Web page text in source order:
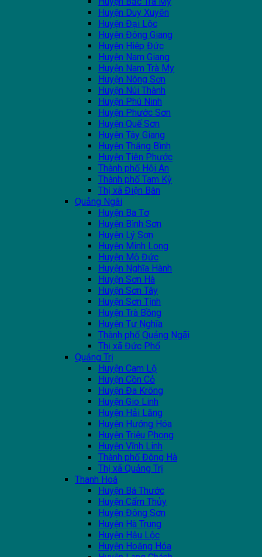
Huyện Duy Xuyên
Huyện Đại Lộc
Huyện Đông Giang
Huyện Hiệp Đức
Huyện Nam Giang
Huyện Nam Trà My
Huyện Nông Sơn
Huyện Núi Thành
Huyện Phú Ninh
Huyện Phước Sơn
Huyện Quế Sơn
Huyện Tây Giang
Huyện Thăng Bình
Huyện Tiên Phước
Thành phố Hội An
Thành phố Tam Kỳ
Thị xã Điện Bàn
Quảng Ngãi
Huyện Ba Tơ
Huyện Bình Sơn
Huyện Lý Sơn
Huyện Minh Long
Huyện Mộ Đức
Huyện Nghĩa Hành
Huyện Sơn Hà
Huyện Sơn Tây
Huyện Sơn Tịnh
Huyện Trà Bồng
Huyện Tư Nghĩa
Thành phố Quảng Ngãi
Thị xã Đức Phổ
Quảng Trị
Huyện Cam Lộ
Huyện Cồn Cỏ
Huyện Đa Krông
Huyện Gio Linh
Huyện Hải Lăng
Huyện Hướng Hóa
Huyện Triệu Phong
Huyện Vĩnh Linh
Thành phố Đông Hà
Thị xã Quảng Trị
Thanh Hoá
Huyện Bá Thước
Huyện Cẩm Thủy
Huyện Đông Sơn
Huyện Hà Trung
Huyện Hậu Lộc
Huyện Hoằng Hóa